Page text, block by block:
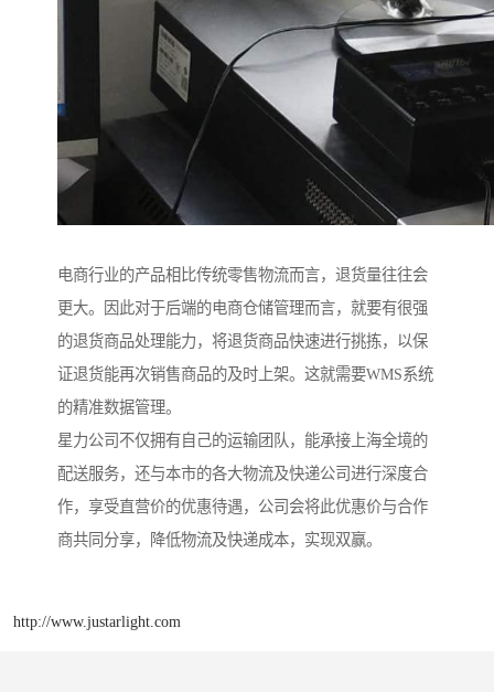
电商行业的产品相比传统零售物流而言，退货量往往会
更大。因此对于后端的电商仓储管理而言，就要有很强
的退货商品处理能力，将退货商品快速进行挑拣，以保
证退货能再次销售商品的及时上架。这就需要WMS系统
的精准数据管理。
星力公司不仅拥有自己的运输团队，能承接上海全境的
配送服务，还与本市的各大物流及快递公司进行深度合
作，享受直营价的优惠待遇，公司会将此优惠价与合作
商共同分享，降低物流及快递成本，实现双赢。
http://www.justarlight.com